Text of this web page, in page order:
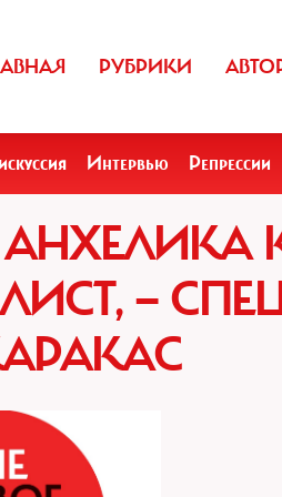
РУБРИКИ
Интервью Репрессии
—